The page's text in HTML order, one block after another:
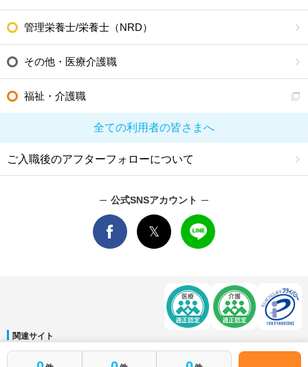
管理栄養士/栄養士（NRD）
その他・医療介護職
福祉・介護職
全ての利用者の皆さまへ
ご入職後のアフターフォローについて
公式SNSアカウント
関連サイト
マイナビDOCTOR│マイナビ看護師│マイナビ薬剤師│マイナビ保育士